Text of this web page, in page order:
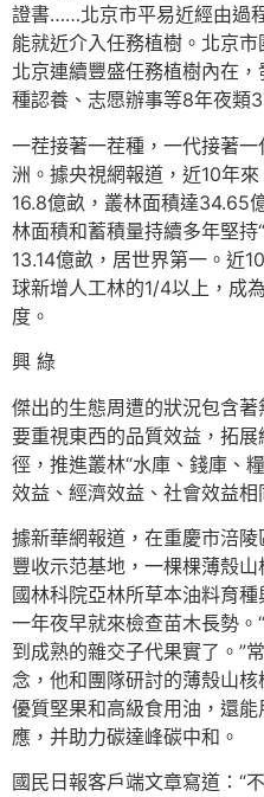
證書……北京市平易近經由過
能就近介入任務植樹。北京
北京連續豐盛任務植樹內在
種認養、志愿辦事等8年夜類
一茬接著一茬種，一代接著
洲。據央視網報道，近10年
16.8億畝，叢林面積達34.65
林面積和蓄積量持續多年堅持
13.14億畝，居世界第一。近
球新增人工林的1/4以上，成
度。
興 綠
傑出的生態周遭的狀況包含
要重視東西的品質效益，拓
徑，推進叢林“水庫、錢庫、
效益、經濟效益、社會效益相
據新華網報道，在重慶市涪
豐收示范基地，一棵棵薄殼
國林科院亞林所草本油料育
一年夜早就來檢查苗木長勢
到成熟的雜交子代果實了。”
念，他和團隊研討的薄殼山
優質堅果和高級食用油，還
應，并助力碳達峰碳中和。
國民日報客戶端文章寫道：“